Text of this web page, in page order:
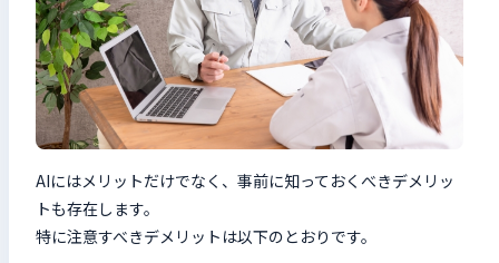
AIにはメリットだけでなく、事前に知っておくべきデメリッ
トも存在します。
特に注意すべきデメリットは以下のとおりです。